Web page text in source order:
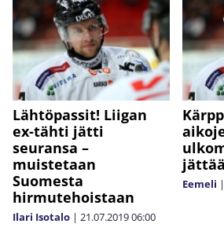
Lähtöpassit! Liigan
ex-tähti jätti
seuransa –
muistetaan
Suomesta
hirmutehoistaan
Ilari Isotalo | 21.07.201906:00
Eemeli |